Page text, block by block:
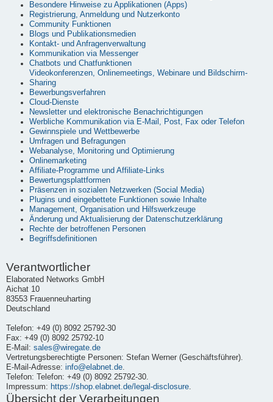
Besondere Hinweise zu Applikationen (Apps)
Registrierung, Anmeldung und Nutzerkonto
Community Funktionen
Blogs und Publikationsmedien
Kontakt- und Anfragenverwaltung
Kommunikation via Messenger
Chatbots und Chatfunktionen
Videokonferenzen, Onlinemeetings, Webinare und Bildschirm-
Sharing
Bewerbungsverfahren
Cloud-Dienste
Newsletter und elektronische Benachrichtigungen
Werbliche Kommunikation via E-Mail, Post, Fax oder Telefon
Gewinnspiele und Wettbewerbe
Umfragen und Befragungen
Webanalyse, Monitoring und Optimierung
Onlinemarketing
Affiliate-Programme und Affiliate-Links
Bewertungsplattformen
Präsenzen in sozialen Netzwerken (Social Media)
Plugins und eingebettete Funktionen sowie Inhalte
Management, Organisation und Hilfswerkzeuge
Änderung und Aktualisierung der Datenschutzerklärung
Rechte der betroffenen Personen
Begriffsdefinitionen
Verantwortlicher
Elaborated Networks GmbH
Aichat 10
83553 Frauenneuharting
Deutschland
Telefon: +49 (0) 8092 25792-30
Fax: +49 (0) 8092 25792-10
E-Mail: sales@wiregate.de
Vertretungsberechtigte Personen: Stefan Werner (Geschäftsführer).
E-Mail-Adresse: info@elabnet.de.
Telefon: Telefon: +49 (0) 8092 25792-30.
Impressum: https://shop.elabnet.de/legal-disclosure.
Übersicht der Verarbeitungen